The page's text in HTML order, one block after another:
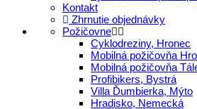
Kontakt
Zhrnutie objednávky
Požičovne
Cyklodreziny, Hronec
Mobilná požičovňa
Mobilná požičovňa
Profibikers, Bystrá
Villa Ďumbierka, Mýto
Hradisko, Nemecká